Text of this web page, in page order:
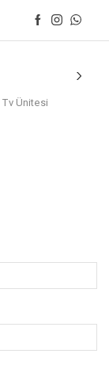
Tv Ünitesi